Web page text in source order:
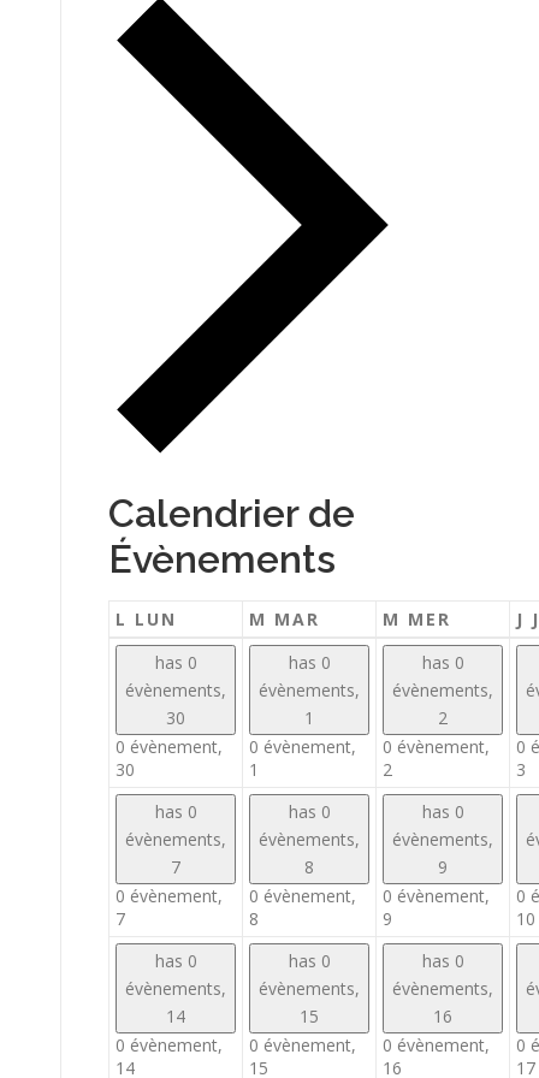
Calendrier de
Évènements
L LUN M MAR M MER J
has 0
évènements,
30
0 évènement,
30
has 0
évènements,
1
0 évènement,
1
has 0
évènements,
2
0 évènement,
2
0
3
has 0
évènements,
7
0 évènement,
7
has 0
évènements,
8
0 évènement,
8
has 0
évènements,
9
0 évènement,
9
0
10
has 0
évènements,
14
0 évènement,
14
has 0
évènements,
15
0 évènement,
15
has 0
évènements,
16
0 évènement,
16
0
17